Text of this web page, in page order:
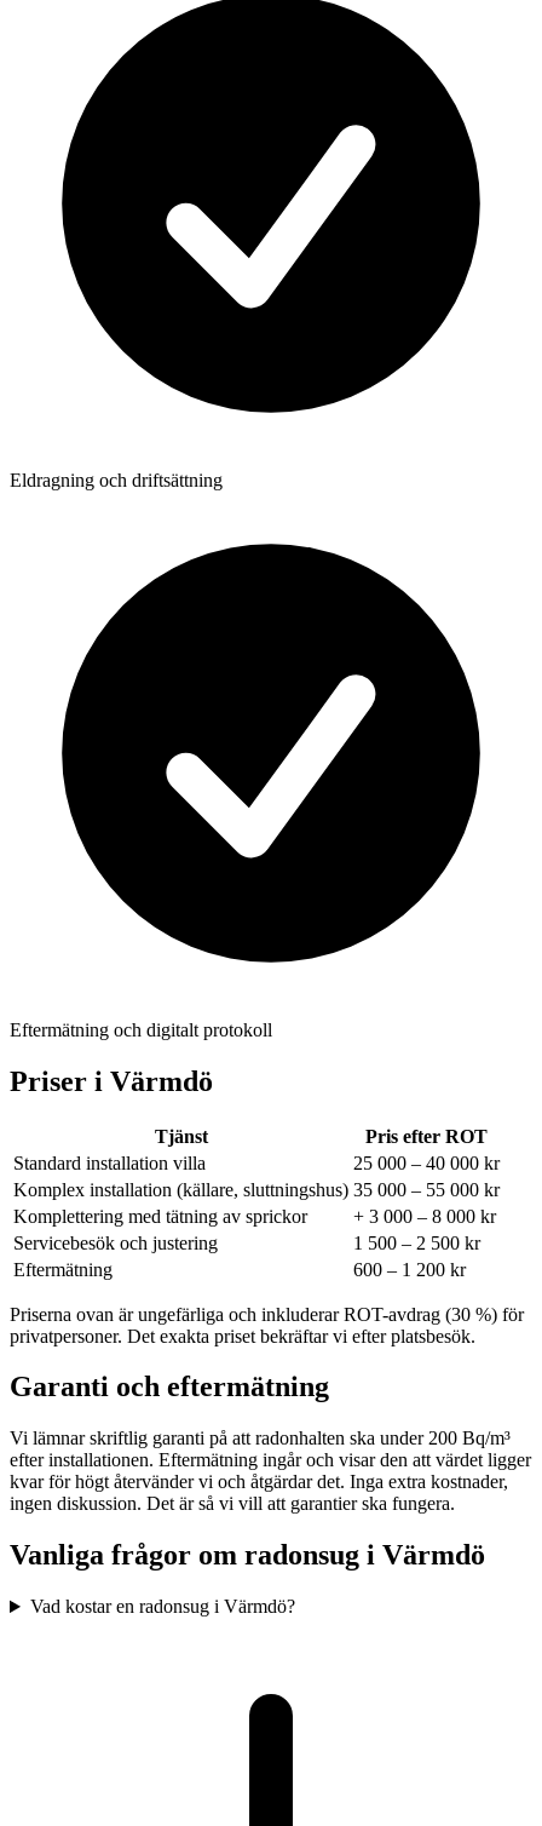
Eldragning och driftsättning
Eftermätning och digitalt protokoll
Priser i Värmdö
Tjänst
Pris efter ROT
Standard installation villa
25 000 – 40 000 kr
Komplex installation (källare, sluttningshus) 35 000 – 55 000 kr
Komplettering med tätning av sprickor
+ 3 000 – 8 000 kr
Servicebesök och justering
1 500 – 2 500 kr
Eftermätning
600 – 1 200 kr
Priserna ovan är ungefärliga och inkluderar ROT-avdrag (30 %) för
privatpersoner. Det exakta priset bekräftar vi efter platsbesök.
Garanti och eftermätning
Vi lämnar skriftlig garanti på att radonhalten ska under 200 Bq/m³
efter installationen. Eftermätning ingår och visar den att värdet ligger
kvar för högt återvänder vi och åtgärdar det. Inga extra kostnader,
ingen diskussion. Det är så vi vill att garantier ska fungera.
Vanliga frågor om radonsug i Värmdö
Vad kostar en radonsug i Värmdö?